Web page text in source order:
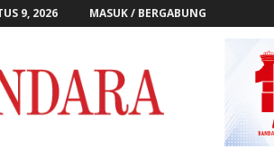
9, 2026 MASUK / BERGABUNG